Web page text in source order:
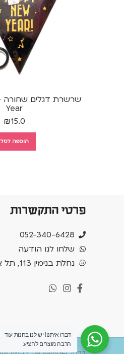
Year
₪15.0
הוספה לסל
פרטי התקשרות
052-340-6428
שלחו לנו הודעה
נחלת בנימין 113, תל אביב
דברו איתנו! יש לנו בחנות עוד
הרבה מוצרים להציע